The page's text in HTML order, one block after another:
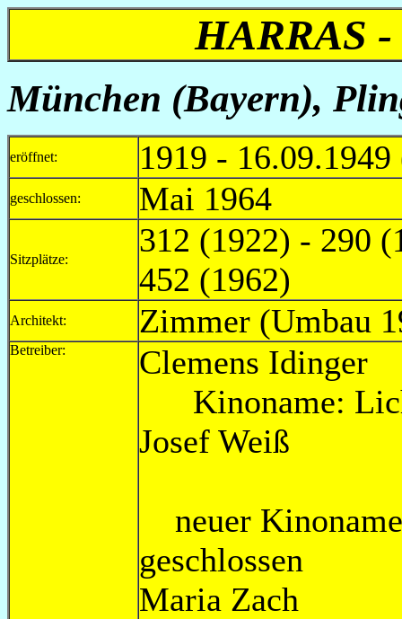
HARRAS
München (Bayern),
eröffnet: 1919 -
geschlossen: Mai 1964
Sitzplätze:
312 (1922) - 290
452 (1962)
Architekt: Zimmer (Umbau
Betreiber:
Kinoname:
Josef
neuer
Maria